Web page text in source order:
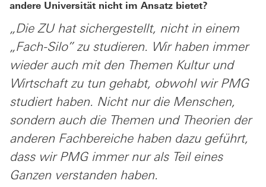
andere Universität nicht im Ansatz bietet?
„Die ZU hat sichergestellt, nicht in einem
„Fach-Silo” zu studieren. Wir haben immer
wieder auch mit den Themen Kultur und
Wirtschaft zu tun gehabt, obwohl wir PMG
studiert haben. Nicht nur die Menschen,
sondern auch die Themen und Theorien der
anderen Fachbereiche haben dazu geführt,
dass wir PMG immer nur als Teil eines
Ganzen verstanden haben.